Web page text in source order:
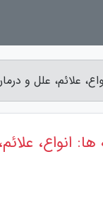
علائم، علل و
انواع،